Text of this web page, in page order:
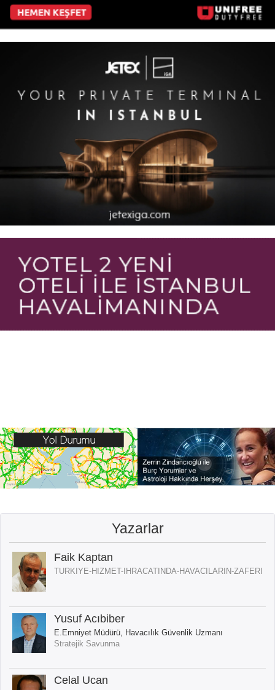
Yazarlar
Faik Kaptan
TURKIYE-HIZMET-IHRACATINDA-HAVACILARIN-ZAFERI
Yusuf Acıbiber
E.Emniyet Müdürü, Havacılık Güvenlik Uzmanı
Stratejik Savunma
Celal Ucan